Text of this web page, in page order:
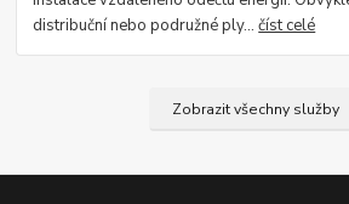
distribuční nebo podružné ply...číst celé
Zobrazit všechny služby